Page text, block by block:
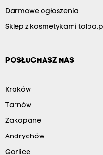
Darmowe ogłoszenia
Sklep z kosmetykami tolpa.pl
POSŁUCHASZ NAS
Kraków
Tarnów
Zakopane
Andrychów
Gorlice